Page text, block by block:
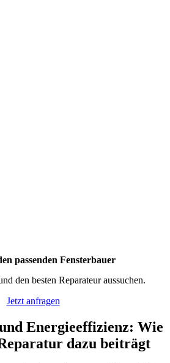
passenden Fensterbauer
den besten Reparateur aussuchen.
Jetzt anfragen
Energieeffizienz: Wie
dazu beiträgt